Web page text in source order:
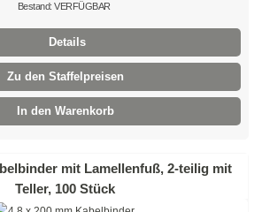
Bestand: VERFÜGBAR
Details
Zu den Staffelpreisen
In den Warenkorb
mit Lamellenfuß, 2-teilig mit
Teller, 100 Stück